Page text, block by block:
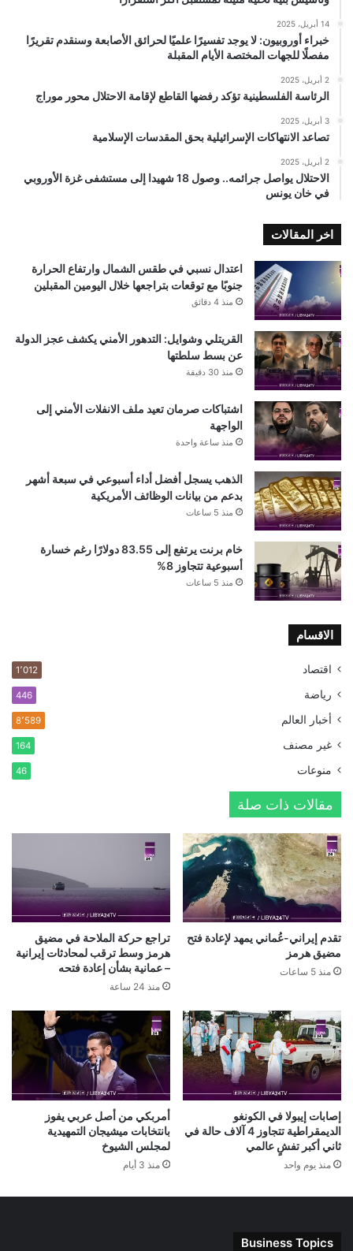
14 أبريل، 2025
خبراء أوروبيون: لا يوجد تفسيرًا علميًا لحرائق الأصابعة وسنقدم تقريرًا
مفصلًا للجهات المختصة الأيام المقبلة
2 أبريل، 2025
الرئاسة الفلسطينية تؤكد رفضها القاطع لإقامة الاحتلال محور موراج
3 أبريل، 2025
تصاعد الانتهاكات الإسرائيلية بحق المقدسات الإسلامية
2 أبريل، 2025
الاحتلال يواصل جرائمه.. وصول 18 شهيدا إلى مستشفى غزة الأوروبي
في خان يونس
اخر المقالات
اعتدال نسبي في طقس الشمال وارتفاع الحرارة
جنوبًا مع توقعات بتراجعها خلال اليومين المقبلين
منذ 4 دقائق
القريتلي وشوايل: التدهور الأمني يكشف عجز الدولة
عن بسط سلطتها
منذ 30 دقيقة
اشتباكات صرمان تعيد ملف الانفلات الأمني إلى
الواجهة
منذ ساعة واحدة
الذهب يسجل أفضل أداء أسبوعي في سبعة أشهر
بدعم من بيانات الوظائف الأمريكية
منذ 5 ساعات
خام برنت يرتفع إلى 83.55 دولارًا رغم خسارة
أسبوعية تتجاوز 8%
منذ 5 ساعات
الاقسام
اقتصاد 1٬012
رياضة 446
أخبار العالم 8٬589
غير مصنف 164
منوعات 46
مقالات ذات صلة
تقدم إيراني-عُماني يمهد لإعادة فتح
مضيق هرمز
منذ 5 ساعات
تراجع حركة الملاحة في مضيق
هرمز وسط ترقب لمحادثات إيرانية
– عمانية بشأن إعادة فتحه
منذ 24 ساعة
إصابات إيبولا في الكونغو
الديمقراطية تتجاوز 4 آلاف حالة في
ثاني أكبر تفشٍ عالمي
منذ يوم واحد
أمربكي من أصل عربي يفوز
بانتخابات ميشيجان التمهيدية
لمجلس الشيوخ
منذ 3 أيام
Business Topics